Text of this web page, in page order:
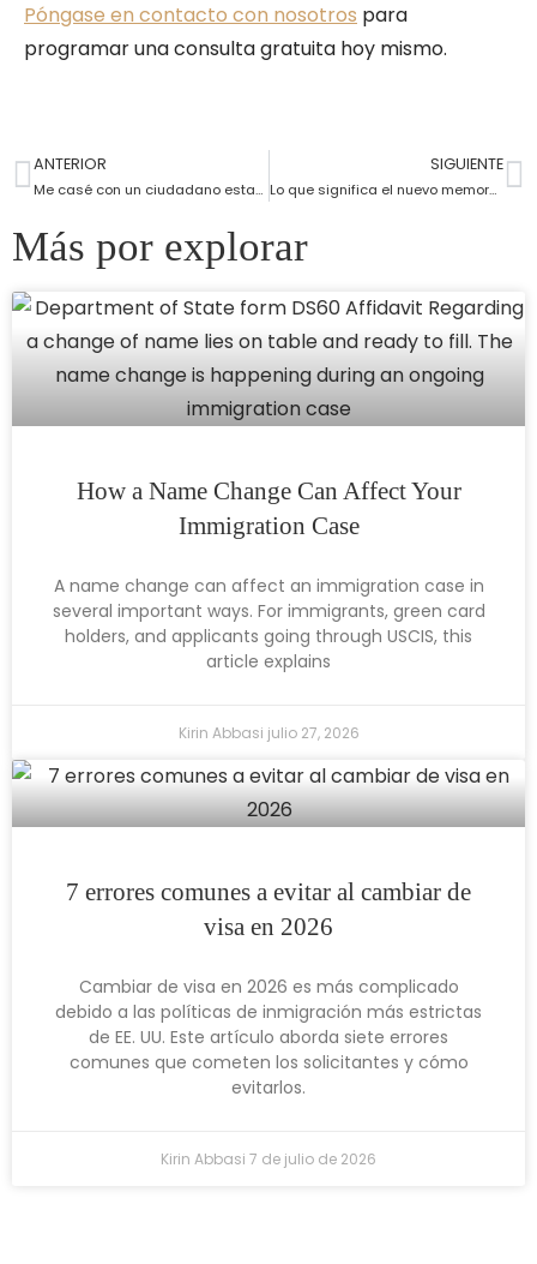
Póngase en contacto con nosotros para
programar una consulta gratuita hoy mismo.
ANTERIOR
Me casé con un ciudadano estadounidense. ¿Por qué USCIS sigue cuestionando mi caso?
SIGUIENTE
Lo que significa el nuevo memorando del USCIS para los solicitantes de tarjetas de residencia
Más por explorar
How a Name Change Can Affect Your
Immigration Case
A name change can affect an immigration case in
several important ways. For immigrants, green card
holders, and applicants going through USCIS, this
article explains
Kirin Abbasi julio 27, 2026
7 errores comunes a evitar al cambiar de
visa en 2026
Cambiar de visa en 2026 es más complicado
debido a las políticas de inmigración más estrictas
de EE. UU. Este artículo aborda siete errores
comunes que cometen los solicitantes y cómo
evitarlos.
Kirin Abbasi 7 de julio de 2026